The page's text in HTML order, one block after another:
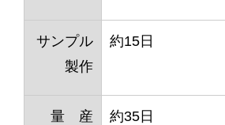
サンプル
製作
約15日
量 産 約35日